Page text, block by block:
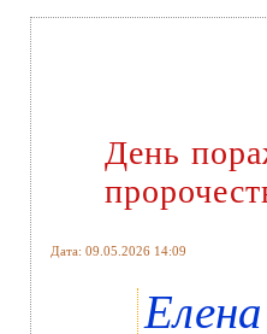
День
Дата: 09.05.2026 14:09